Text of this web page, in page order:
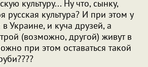
культуру... Ну что, сынку,
русская культура? И при этом у
Украине, и куча друзей, а
(возможно, другой) живут в
при этом оставаться такой